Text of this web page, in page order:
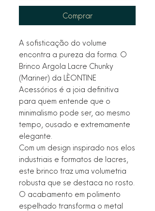
Comprar
A sofisticação do volume
encontra a pureza da forma. O
Brinco Argola Lacre Chunky
(Mariner) da LÈONTINE
Acessórios é a joia definitiva
para quem entende que o
minimalismo pode ser, ao mesmo
tempo, ousado e extremamente
elegante.
Com um design inspirado nos elos
industriais e formatos de lacres,
este brinco traz uma volumetria
robusta que se destaca no rosto.
O acabamento em polimento
espelhado transforma o metal